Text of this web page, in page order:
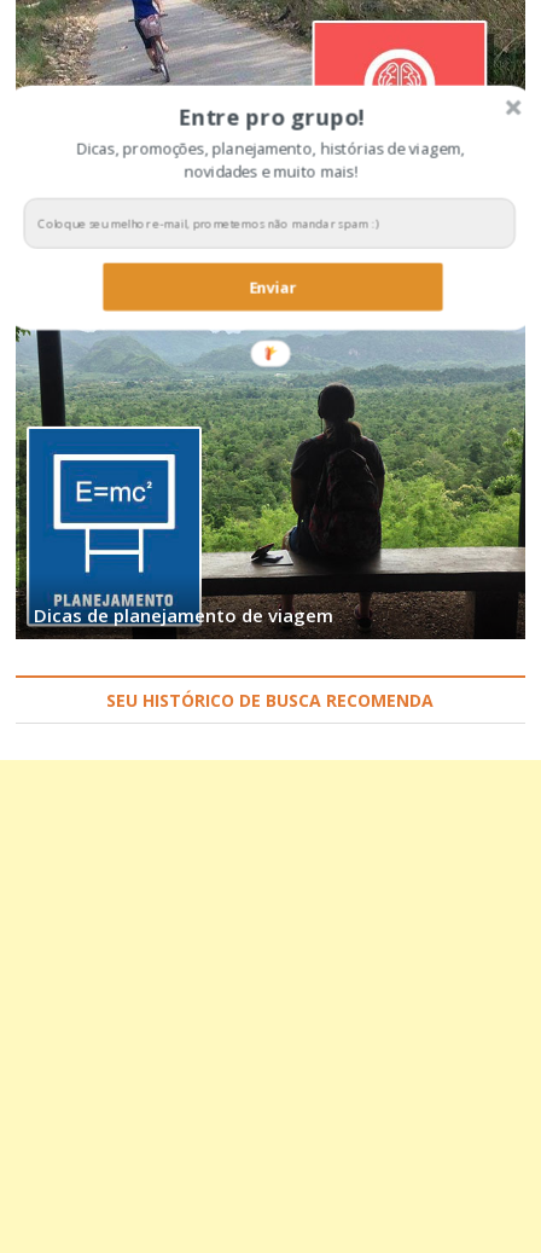
Dicas para economizar na viagem
Dicas de planejamento de viagem
SEU HISTÓRICO DE BUSCA RECOMENDA
Entre pro grupo!
Dicas, promoções, planejamento, histórias de viagem,
novidades e muito mais!
Enviar